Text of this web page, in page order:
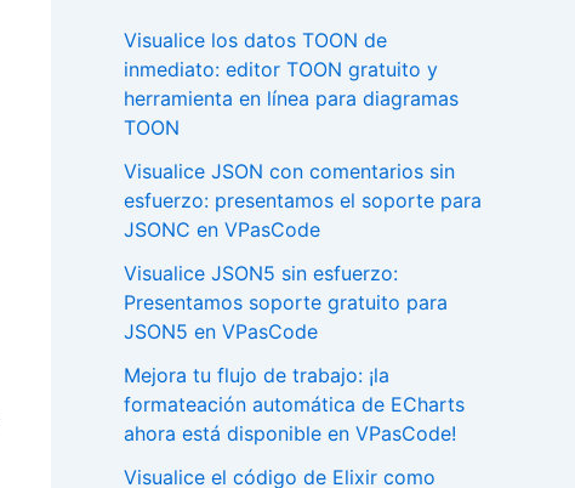
Visualice los datos TOON de
inmediato: editor TOON gratuito y
herramienta en línea para diagramas
TOON
Visualice JSON con comentarios sin
esfuerzo: presentamos el soporte para
JSONC en VPasCode
Visualice JSON5 sin esfuerzo:
Presentamos soporte gratuito para
JSON5 en VPasCode
Mejora tu flujo de trabajo: ¡la
formateación automática de ECharts
ahora está disponible en VPasCode!
Visualice el código de Elixir como